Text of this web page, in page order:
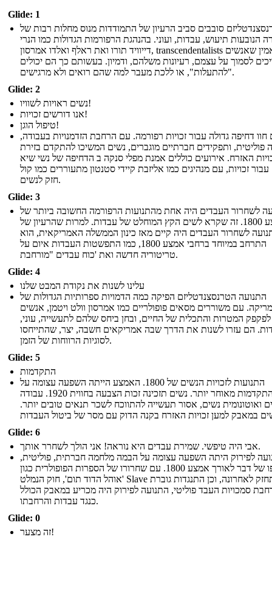
Glide: 1
סובבים סביב הרעיון של התמודדות מנוס מחלות רבות של
הנובעות תיעוש, עבדות, ועוני. בהנהגת הרפורמות הגדולות כמו הנרי
דייוויד תורו ואת ראלף ואלדו אמרסון, transcendentalists האמין שאנשים
לסמוך על עצמם, רעיונות משלהם, ודמיון. בעשותם כך הם יכולים
"להתעלות", או ללכת מעבר למה שהם רואים ולא מרגישים.
Glide: 2
נשים ראויות לשוויו!
אנו דורשים זכויות!
טיפול הוגן!
חוו דחיפה גדולה עבור זכויות רפורמה. עם הרחבת הזדמנויות בעבודה,
פוליטית, ותפקידים חברתיים מוגברים, נשים המשיכו להתקדם בזירת
האזרח. אירועים כוללים אמנת מפלי סנקה ב הדחיפה של נשי שיא
1848 עבור זכויות, עם מנהיגים כמו אליזבת קיידי סטנטון מתעוררים כמו קול
חזק לנשים.
Glide: 3
לשחרור העבדים היה אחת מהתנועות הרפורמה החשובה ביותר של
אמצע 1800. זה שקרא לשים הקץ המוחלט של עבדות. למרות שהרעיון של
לשחרור העבדים היה קיים מאז כינון הממשלה האמריקאית, הוא
התרחב במיוחד ברחבי אמצע 1800, כמו התפשטות העבדות איום על
טריטוריה חדשה ואת 'כוח עבדים "מורחבת.
Glide: 4
עלינו לשנות את נקודת המבט שלנו
התנועה הטרנסצנדטליזם הפיקה כמה הדמויות ספרותיות הגדולות של
עם משוררים מסאים פופולריים כמו אמרסון וולט ויטמן, אנשים
המטרות והתכלית של החיים, ובחן ביחס שלהם לתעשייה, עוני,
הם עזרו לשנות את הדרך שבה אמריקאים חשבה, יצר, שהתייחסו
לסוגיות הרווחות של הזמן.
Glide: 5
התקדמות
התנועות לזכויות הנשים של 1800. האמצע הייתה השפעה עצומה על
התקדמות מאוחר יותר. נשים תזכינה זכות הצבעה בחווית 1920. עבודה
ואוטונומית נשים, אסור תעשייה להתווכח לשכר תנאים טובים יותר.
Glide: 6
אבי היה טיפשי. שמירת עבדים היא נוראה! אני הולך לשחרר אותך.
לפירוק היתה השפעה עצומה על הבמה מלחמה חברתית, פוליטית,
בסופו של דבר לאורך אמצע 1800. עם שחרורו של הספרות הפופולרית כגון
'אוהל הדוד תום', חוק הנמלט Slave התחזק לאחרונה, וכן התנגדות גוברת
סמכויות העבד פוליטי, התנועה לפירוק היה מכריע במאבק הכולל
כנגד עבדות והרחבתו.
Glide: 0
זה מצער!